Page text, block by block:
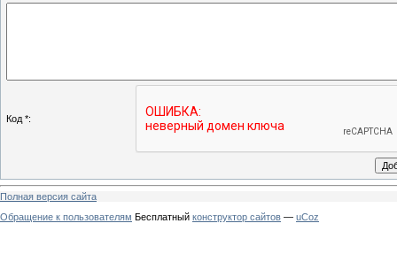
Код *:
Полная версия сайта
Обращение к пользователям Бесплатный конструктор сайтов — uCoz